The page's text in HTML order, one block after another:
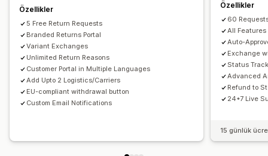
Para iadesi yönetimi
Özel engelleme listeleri
Özellikler
5 Free Return Requests
Branded Returns Portal
Variant Exchanges
Unlimited Return Reasons
Customer Portal in Multiple Languages
Add Upto 2 Logistics/Carriers
EU-compliant withdrawal button
Custom Email Notifications
Özellikler
60
All Features
Auto-
Exchange
Status
Advanced
Refund to
24*7 Live
15 günlük